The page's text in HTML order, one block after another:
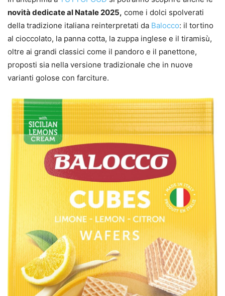
novità dedicate al Natale 2025, come i dolci spolverati
della tradizione italiana reinterpretati da Balocco: il tortino
al cioccolato, la panna cotta, la zuppa inglese e il tiramisù,
oltre ai grandi classici come il pandoro e il panettone,
proposti sia nella versione tradizionale che in nuove
varianti golose con farciture.